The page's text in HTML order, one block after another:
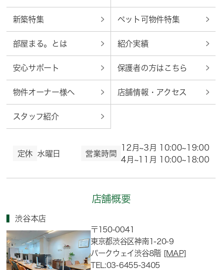
新築特集 ペット可物件特集
部屋まる。とは 紹介実績
安心サポート 保護者の方はこちら
物件オーナー様へ 店舗情報・アクセス
スタッフ紹介
定休 水曜日 営業時間
12月~3月 10:00~19:00
4月~11月 10:00~18:00
店舗概要
渋谷本店
〒150-0041
東京都渋谷区神南1-20-9
パークウェイ渋谷8階 [MAP]
TEL:03-6455-3405